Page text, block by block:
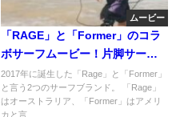
ムービー
「RAGE」と「Former」のコラ
ボサーフムービー！片脚サーフ
ァーのカイが主役級
2017年に誕生した「Rage」と「Former」
と言う2つのサーフブランド。 「Rage」
はオーストラリア、「Former」はアメリ
カと言...